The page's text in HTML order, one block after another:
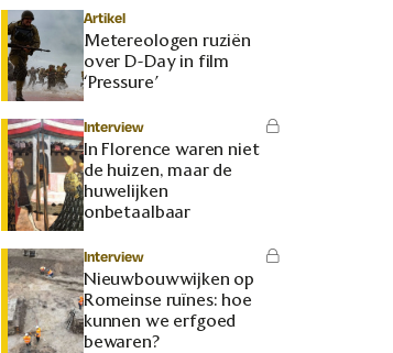
Artikel
Metereologen ruziën
over D-Day in film
‘Pressure’
Interview
In Florence waren niet
de huizen, maar de
huwelijken
onbetaalbaar
Interview
Nieuwbouwwijken op
Romeinse ruïnes: hoe
kunnen we erfgoed
bewaren?